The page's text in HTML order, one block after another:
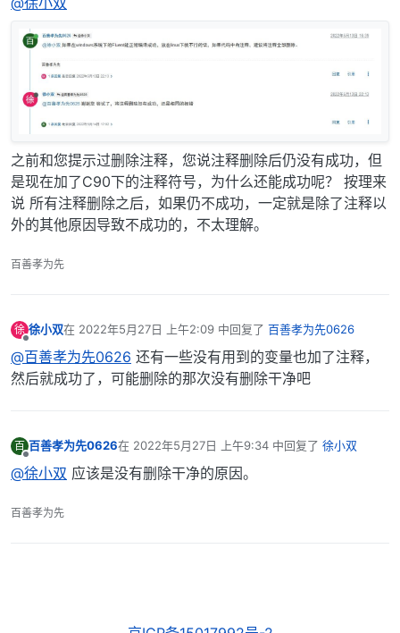
之前和您提示过删除注释，您说注释删除后仍没有成功，但
是现在加了C90下的注释符号，为什么还能成功呢？ 按理来
说 所有注释删除之后，如果仍不成功，一定就是除了注释以
外的其他原因导致不成功的，不太理解。
百善孝为先
徐
离线
徐小双在 2022年5月27日 上午2:09 中回复了 百善孝为先0626
最后由 编辑
@百善孝为先0626 还有一些没有用到的变量也加了注释，
然后就成功了，可能删除的那次没有删除干净吧
百
离线
百善孝为先0626在 2022年5月27日 上午9:34 中回复了 徐小双
最后由 编辑
@徐小双 应该是没有删除干净的原因。
百善孝为先